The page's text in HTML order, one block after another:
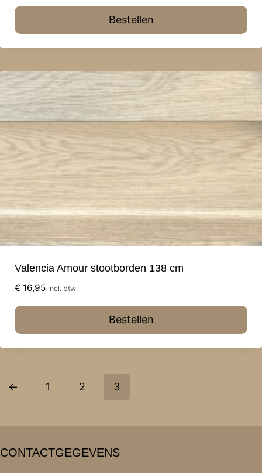
Bestellen
Valencia Amour stootborden 138 cm
€ 16,95 incl. btw
Bestellen
← 1 2 3
CONTACTGEGEVENS